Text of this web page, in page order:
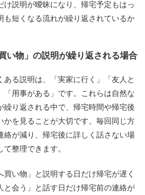
け説明が曖昧になり、帰宅予定もはっ
も短くなる流れが繰り返されているか
い物」の説明が繰り返される場合
ある説明は、「実家に行く」「友人と
「用事がある」です。これらは自然な
繰り返される中で、帰宅時間や帰宅後
かを見ることが大切です。毎回同じ方
絡が減り、帰宅後に詳しく話さない場
整理できます。
買い物」と説明する日だけ帰宅が遅く
と会う」と話す日だけ帰宅前の連絡が